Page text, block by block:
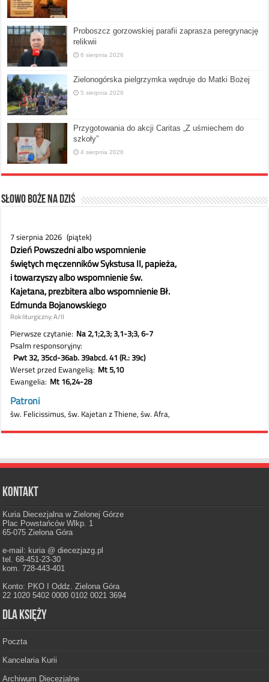
Proboszcz gorzowskiej parafii zaprasza peregrynację
relikwii
6 sierpnia 2026
Zielonogórska pielgrzymka wędruje do Matki Bożej
5 sierpnia 2026
Przygotowania do akcji Caritas „Z uśmiechem do
szkoły”
4 sierpnia 2026
Słowo Boże na dziś
Kontakt
Kuria Diecezjalna w Zielonej Górze
Plac Powstańców Wlkp. 1
65-075 Zielona Góra
e-mail: kuria @ diecezjazg.pl
tel. 68-451-23-30
kom. 728-443-401
Konto: PKO I Oddz. Zielona Góra
22 1020 5402 0000 0102 0021 3694
Dla księży
Poczta
Kancelaria Kurii
Archiwum Diecezjalne